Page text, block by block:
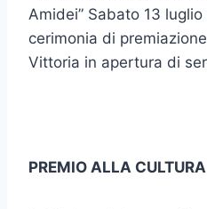
Amidei” Sabato 13
cerimonia di
Vittoria in apertura di
PREMIO ALLA